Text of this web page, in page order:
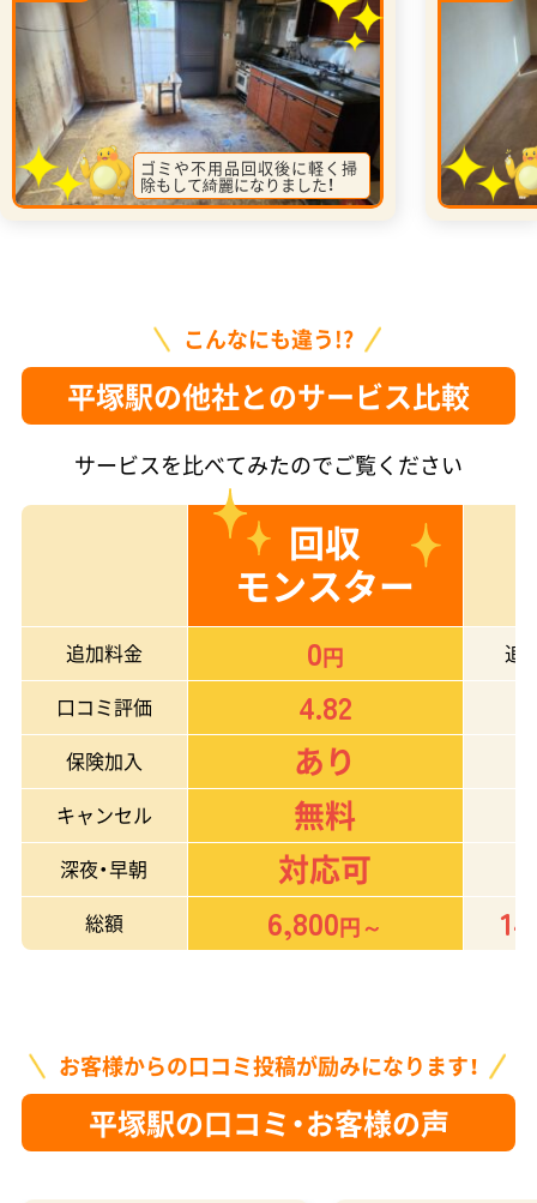
ゴミや不用品回収後に軽く掃
除もして綺麗になりました！
こんなにも違う!?
平塚駅の他社とのサービス比較
サービスを比べてみたのでご覧ください
回収
モンスター
追加料金 0円
追
口コミ評価
4.82
保険加入 あり
キャンセル 無料
深夜・早朝 対応可
総額
6,800円～
お客様からの口コミ投稿が励みになります！
平塚駅の口コミ・お客様の声